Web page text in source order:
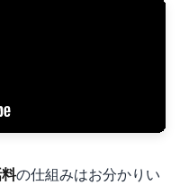
の仕組みはお分かりい